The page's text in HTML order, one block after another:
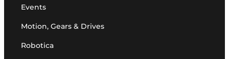
Events
Motion, Gears & Drives
Robotica